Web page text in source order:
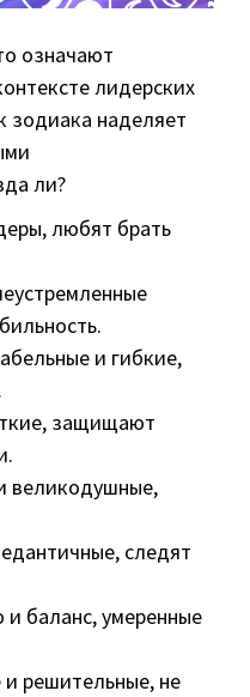
означают
лидерских
зодиака наделяет
ли?
любят брать
и гибкие,
защищают
великодушные,
следят
баланс, умеренные
и решительные, не